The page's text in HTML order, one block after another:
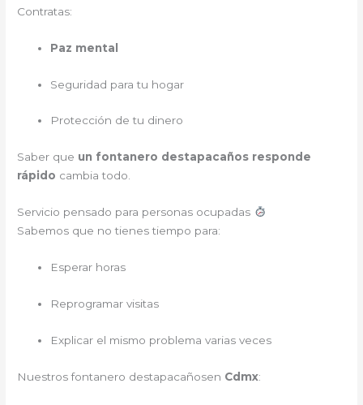
Contratas:
Paz mental
Seguridad para tu hogar
Protección de tu dinero
Saber que un fontanero destapacaños responde
rápido cambia todo.
Servicio pensado para personas ocupadas
Sabemos que no tienes tiempo para:
Esperar horas
Reprogramar visitas
Explicar el mismo problema varias veces
Nuestros fontanero destapacañosen Cdmx: